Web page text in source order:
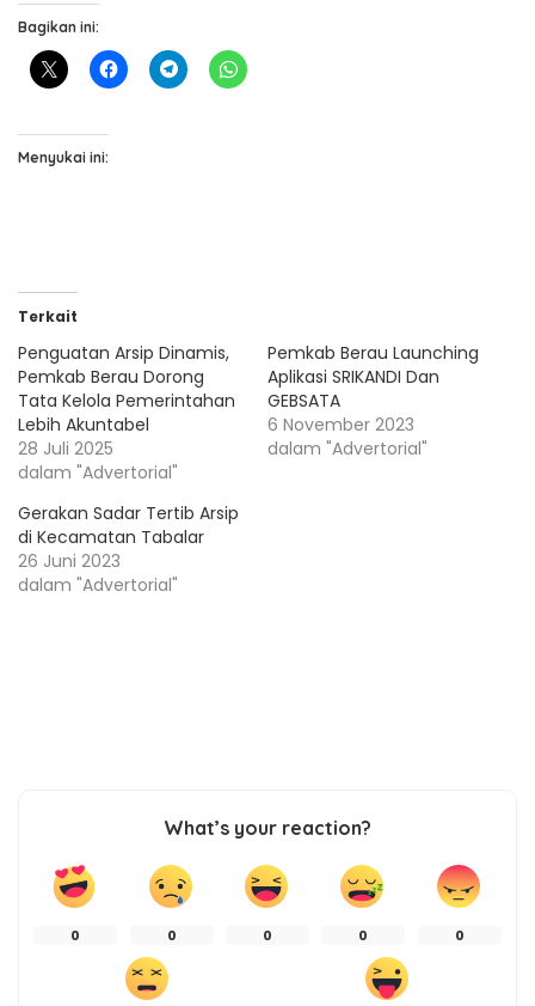
Bagikan ini:
Menyukai ini:
Terkait
Penguatan Arsip Dinamis,
Pemkab Berau Dorong
Tata Kelola Pemerintahan
Lebih Akuntabel
28 Juli 2025
dalam "Advertorial"
Pemkab Berau Launching
Aplikasi SRIKANDI Dan
GEBSATA
6 November 2023
dalam "Advertorial"
Gerakan Sadar Tertib Arsip
di Kecamatan Tabalar
26 Juni 2023
dalam "Advertorial"
What’s your reaction?
0 0 0 0 0